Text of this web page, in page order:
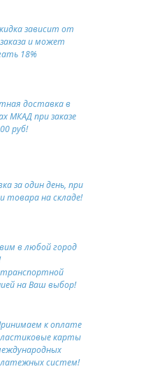
зависит от
и может
18%
доставка в
МКАД при заказе
руб!
за один день, при
товара на складе!
в любой город
на Ваш выбор!
к оплате
карты
систем!